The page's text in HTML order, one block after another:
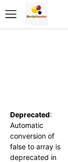
Deprecated:
Automatic
conversion of
false to array is
deprecated in